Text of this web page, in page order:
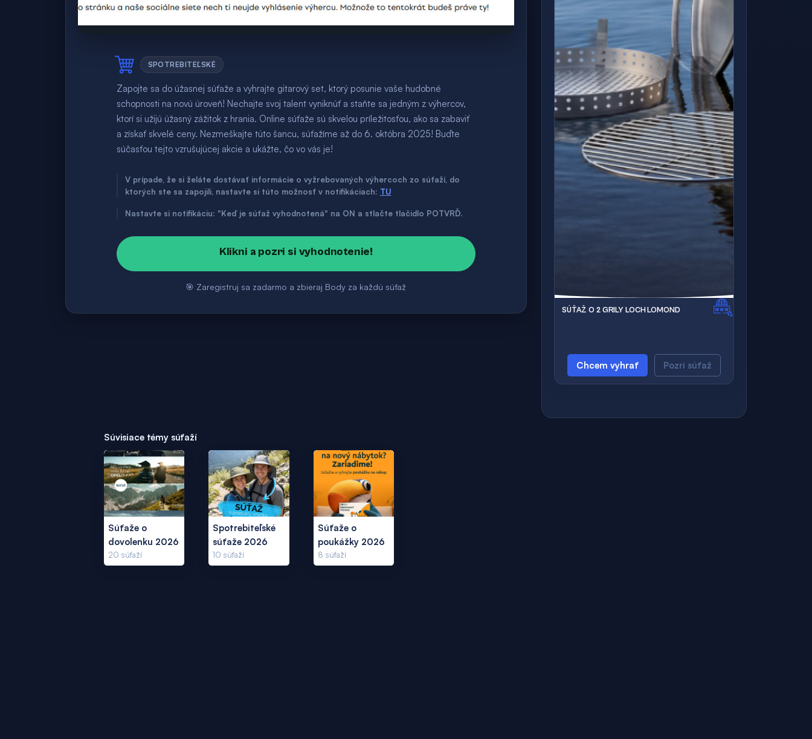
SPOTREBITEĽSKÉ
Zapojte sa do úžasnej súťaže a vyhrajte gitarový set, ktorý posunie vaše hudobné
schopnosti na novú úroveň! Nechajte svoj talent vyniknúť a staňte sa jedným z výhercov,
ktorí si užijú úžasný zážitok z hrania. Online súťaže sú skvelou príležitosťou, ako sa zabaviť
a získať skvelé ceny. Nezmeškajte túto šancu, súťažíme až do 6. októbra 2025! Buďte
súčasťou tejto vzrušujúcej akcie a ukážte, čo vo vás je!
V prípade, že si želáte dostávať informácie o vyžrebovaných výhercoch zo súťaží, do
ktorých ste sa zapojili, nastavte si túto možnosť v notifikáciach: TU
Nastavte si notifikáciu: "Keď je súťaž vyhodnotená" na ON a stlačte tlačidlo POTVRĎ.
Klikni a pozri si vyhodnotenie!
🎯 Zaregistruj sa zadarmo a zbieraj Body za každú súťaž
SÚŤAŽ O 2 GRILY LOCH LOMOND
Chcem vyhrať Pozri súťaž
Súvisiace témy súťaží
Súťaže o
dovolenku 2026
20 súťaží
Spotrebiteľské
súťaže 2026
10 súťaží
Súťaže o
poukážky 2026
8 súťaží